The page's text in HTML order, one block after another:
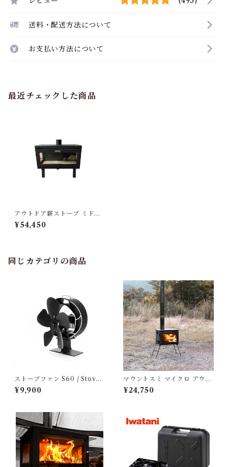
送料・配送方法について
お支払い方法について
最近チェックした商品
アウトドア薪ストーブ ミドラ
/ Woodstove MIDORA
¥54,450
同じカテゴリの商品
ストーブファン S60 / Stovef
an Swing 60
¥9,900
マウントスミ マイクロ アウト
ドア薪ストーブ Woodstove
MICRO
¥24,750